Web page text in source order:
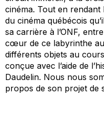
cinéma. Tout en rendant
du cinéma québécois
sa carrière à l’ONF,
cœur de ce labyrinthe
différents objets au
conçue avec l’aide de
Daudelin. Nous nous
propos de son projet de